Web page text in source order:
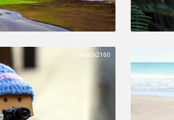
3840x2160